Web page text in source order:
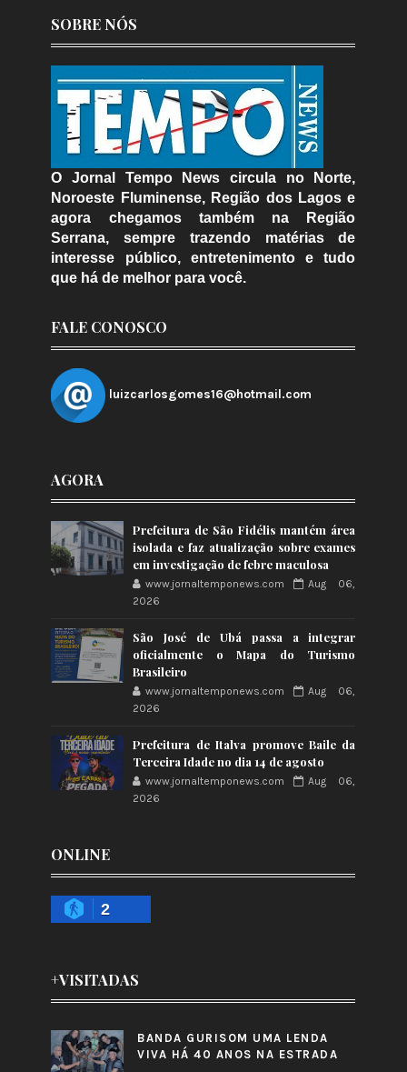
SOBRE NÓS
O Jornal Tempo News circula no Norte,
Noroeste Fluminense, Região dos Lagos e
agora chegamos também na Região
Serrana, sempre trazendo matérias de
interesse público, entretenimento e tudo
que há de melhor para você.
FALE CONOSCO
luizcarlosgomes16@hotmail.com
AGORA
Prefeitura de São Fidélis mantém área
isolada e faz atualização sobre exames
em investigação de febre maculosa
www.jornaltemponews.com
Aug 06,
2026
São José de Ubá passa a integrar
oficialmente o Mapa do Turismo
Brasileiro
www.jornaltemponews.com
Aug 06,
2026
Prefeitura de Italva promove Baile da
Terceira Idade no dia 14 de agosto
www.jornaltemponews.com
Aug 06,
2026
ONLINE
2
+VISITADAS
BANDA GURISOM UMA LENDA
VIVA HÁ 40 ANOS NA ESTRADA